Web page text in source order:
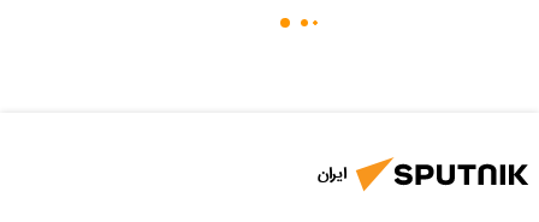
ایران